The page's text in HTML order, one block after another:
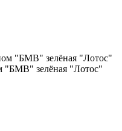
"БМВ" зелёная "Лотос"